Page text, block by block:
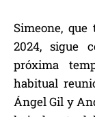
Simeone,
2024, sigue
próxima
habitual
Ángel Gil y